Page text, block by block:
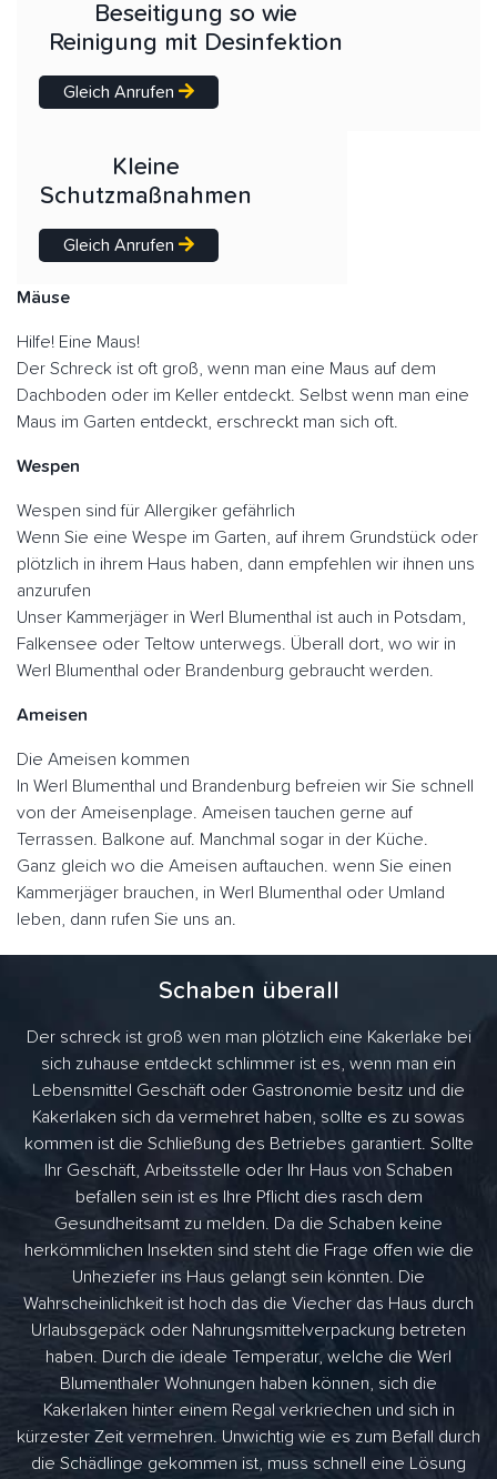
Beseitigung so wie
Reinigung mit Desinfektion
Gleich Anrufen
Kleine
Schutzmaßnahmen
Gleich Anrufen
Mäuse
Hilfe! Eine Maus!
Der Schreck ist oft groß, wenn man eine Maus auf dem
Dachboden oder im Keller entdeckt. Selbst wenn man eine
Maus im Garten entdeckt, erschreckt man sich oft.
Wespen
Wespen sind für Allergiker gefährlich
Wenn Sie eine Wespe im Garten, auf ihrem Grundstück oder
plötzlich in ihrem Haus haben, dann empfehlen wir ihnen uns
anzurufen
Unser Kammerjäger in Werl Blumenthal ist auch in Potsdam,
Falkensee oder Teltow unterwegs. Überall dort, wo wir in
Werl Blumenthal oder Brandenburg gebraucht werden.
Ameisen
Die Ameisen kommen
In Werl Blumenthal und Brandenburg befreien wir Sie schnell
von der Ameisenplage. Ameisen tauchen gerne auf
Terrassen. Balkone auf. Manchmal sogar in der Küche.
Ganz gleich wo die Ameisen auftauchen. wenn Sie einen
Kammerjäger brauchen, in Werl Blumenthal oder Umland
leben, dann rufen Sie uns an.
Schaben überall
Der schreck ist groß wen man plötzlich eine Kakerlake bei
sich zuhause entdeckt schlimmer ist es, wenn man ein
Lebensmittel Geschäft oder Gastronomie besitz und die
Kakerlaken sich da vermehret haben, sollte es zu sowas
kommen ist die Schließung des Betriebes garantiert. Sollte
Ihr Geschäft, Arbeitsstelle oder Ihr Haus von Schaben
befallen sein ist es Ihre Pflicht dies rasch dem
Gesundheitsamt zu melden. Da die Schaben keine
herkömmlichen Insekten sind steht die Frage offen wie die
Unheziefer ins Haus gelangt sein könnten. Die
Wahrscheinlichkeit ist hoch das die Viecher das Haus durch
Urlaubsgepäck oder Nahrungsmittelverpackung betreten
haben. Durch die ideale Temperatur, welche die Werl
Blumenthaler Wohnungen haben können, sich die
Kakerlaken hinter einem Regal verkriechen und sich in
kürzester Zeit vermehren. Unwichtig wie es zum Befall durch
die Schädlinge gekommen ist, muss schnell eine Lösung